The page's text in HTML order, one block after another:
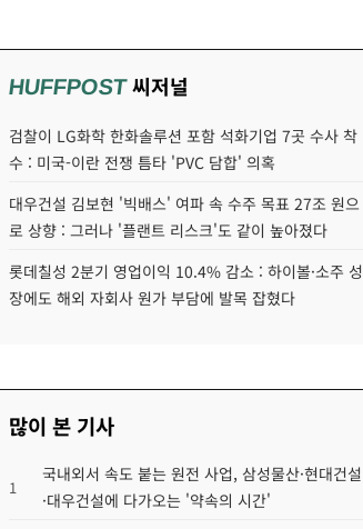
HUFFPOST씨저널
검찰이 LG화학 한화솔루션 포함 석화기업 7곳 수사 착
수 : 미국-이란 전쟁 틈타 'PVC 담합' 의혹
대우건설 김보현 '빅배스' 여파 속 수주 목표 27조 원으
로 상향 : 그러나 '플랜트 리스크'도 같이 높아졌다
롯데칠성 2분기 영업이익 10.4% 감소 : 하이볼·소주 성
장에도 해외 자회사 원가 부담에 발목 잡혔다
많이 본 기사
1
국내외서 속도 붙는 원전 사업, 삼성물산·현대건설
·대우건설에 다가오는 '약속의 시간'